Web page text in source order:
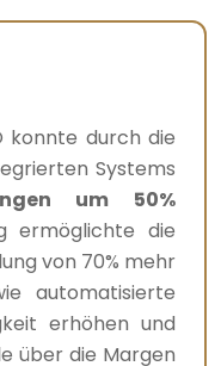
konnte durch die
Systems
um 50%
ermöglichte die
von 70% mehr
automatisierte
erhöhen und
über die Margen